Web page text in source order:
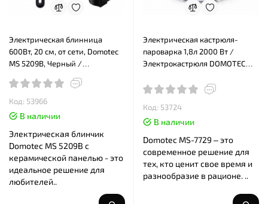
Электрическая блинница
600Вт, 20 см, от сети, Domotec
MS 5209B, Черный /
блинов
Код: 53966
В наличии
Электрическая блинчик
Domotec MS 5209B с
керамической панелью - это
идеальное решение для
любителей..
Электрическая кастрюля-
пароварка 1,8л 2000 Вт /
Электрокастрюля DOMOTEC
Код: 53724
В наличии
Domotec MS-7729 – это
современное решение для
тех, кто ценит свое время и
разнообразие в рационе. ..